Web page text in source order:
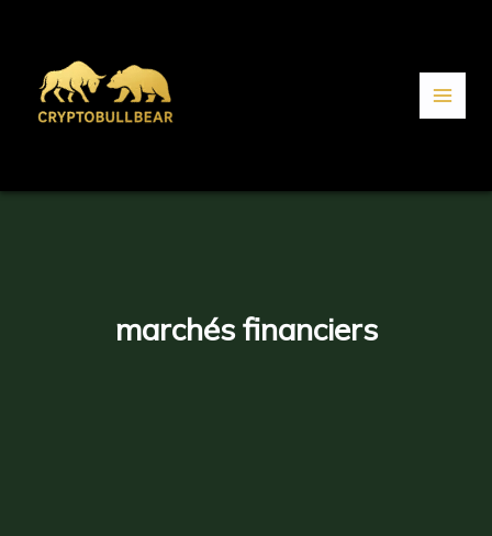
marchés financiers